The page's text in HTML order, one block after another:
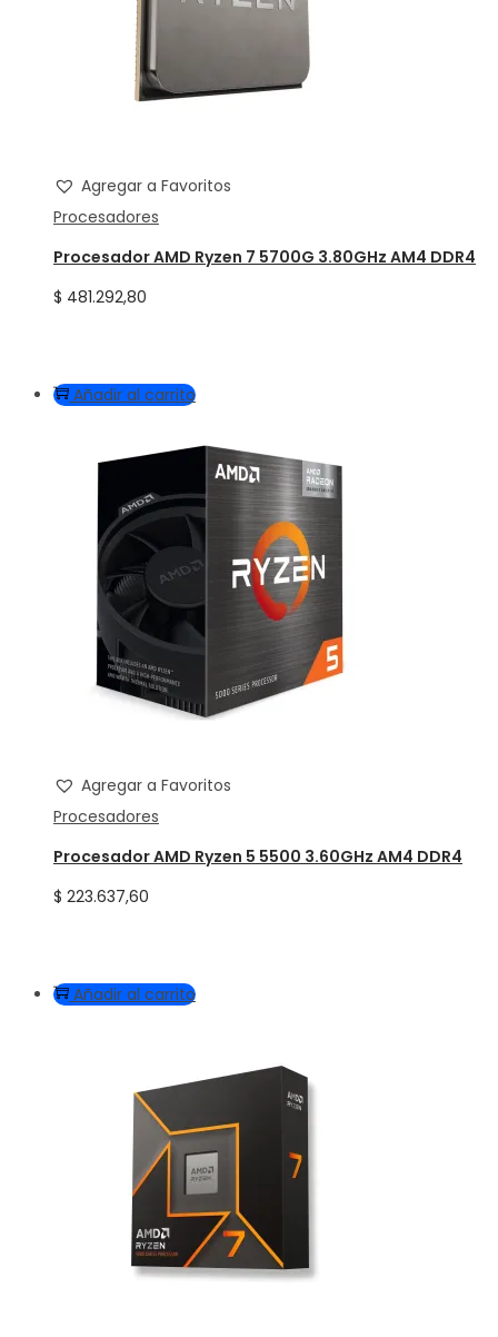
Agregar a Favoritos
Procesadores
Procesador AMD Ryzen 7 5700G 3.80GHz AM4 DDR4
$ 481.292,80
Añadir al carrito
Agregar a Favoritos
Procesadores
Procesador AMD Ryzen 5 5500 3.60GHz AM4 DDR4
$ 223.637,60
Añadir al carrito